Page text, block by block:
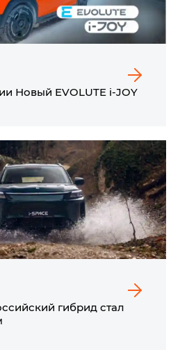
Новый EVOLUTE i‑JOY
гибрид стал